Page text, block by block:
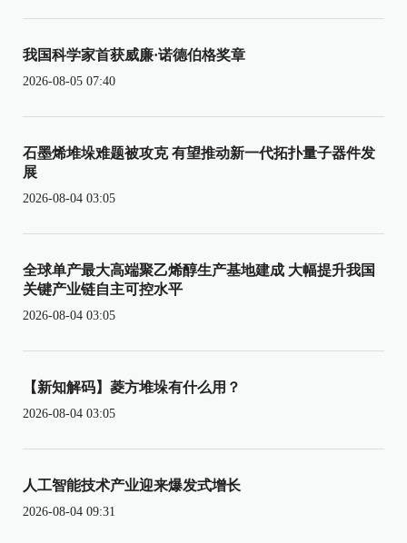
我国科学家首获威廉·诺德伯格奖章
2026-08-05 07:40
石墨烯堆垛难题被攻克 有望推动新一代拓扑量子器件发
展
2026-08-04 03:05
全球单产最大高端聚乙烯醇生产基地建成 大幅提升我国
关键产业链自主可控水平
2026-08-04 03:05
【新知解码】菱方堆垛有什么用？
2026-08-04 03:05
人工智能技术产业迎来爆发式增长
2026-08-04 09:31